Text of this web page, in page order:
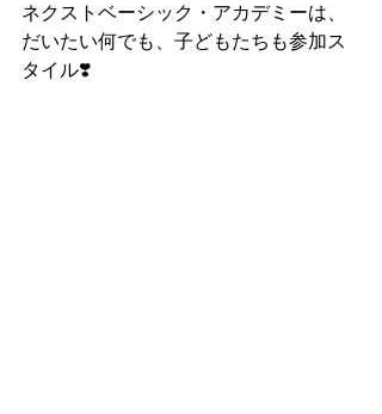
ネクストベーシック・アカデミーは、
だいたい何でも、子どもたちも参加ス
タイル❣️